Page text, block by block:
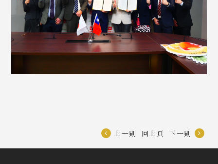
上一則 回上頁 下一則